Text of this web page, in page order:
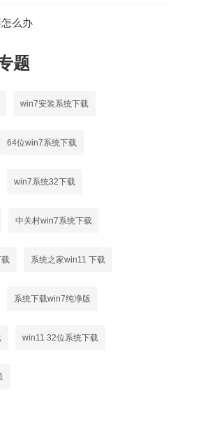
么办
题
win7安装系统下载
64位win7系统下载
win7系统32下载
中关村win7系统下载
系统之家win11 下载
系统下载win7纯净版
win11 32位系统下载